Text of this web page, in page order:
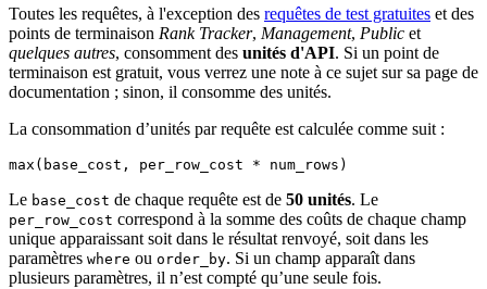
Toutes les requêtes, à l'exception des requêtes de test gratuites et des
points de terminaison Rank Tracker, Management, Public et
quelques autres, consomment des unités d'API. Si un point de
terminaison est gratuit, vous verrez une note à ce sujet sur sa page de
documentation ; sinon, il consomme des unités.
La consommation d’unités par requête est calculée comme suit :
Le base_cost de chaque requête est de 50 unités. Le
per_row_cost correspond à la somme des coûts de chaque champ
unique apparaissant soit dans le résultat renvoyé, soit dans les
paramètres where ou order_by. Si un champ apparaît dans
plusieurs paramètres, il n’est compté qu’une seule fois.